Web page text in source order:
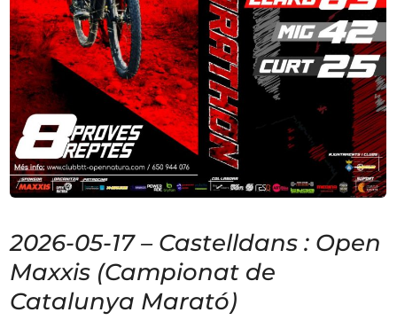
2026-05-17 – Castelldans : Open
Maxxis (Campionat de
Catalunya Marató)